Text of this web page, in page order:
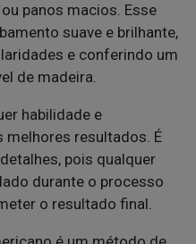
panos macios. Esse
suave e brilhante,
e conferindo um
de madeira.
habilidade e
melhores resultados. É
pois qualquer
durante o processo
o resultado final.